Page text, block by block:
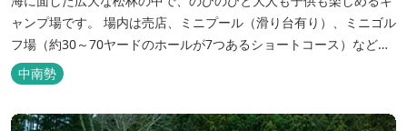
ャンプ場です。 場内は売店、ミニプール（滑り台有り）、ミニゴル
フ場（約30～70ヤードのホールが7つあるショートコース）なども
あります。 目の前の海では、海水浴など安心して楽しめます。周辺
観光地には、伊勢志摩国立公園の玄関口にあたります。
中南勢